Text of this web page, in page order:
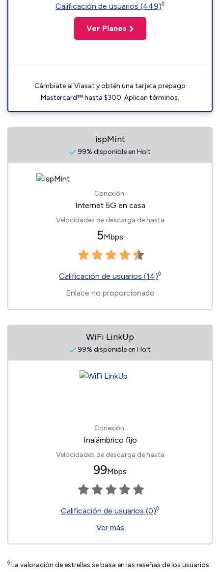
Calificación de usuarios (449)◊
Ver Planes
Cámbiate al Viasat y obtén una tarjeta prepago
Mastercard™ hasta $300. Aplican términos.
ispMint
99% disponible en Holt
Conexión:
Internet 5G en casa
Velocidades de descarga de hasta
5Mbps
Calificación de usuarios (14)◊
Enlace no proporcionado
WiFi LinkUp
99% disponible en Holt
Conexión:
Inalámbrico fijo
Velocidades de descarga de hasta
99Mbps
Calificación de usuarios (0)◊
Ver más
◊ La valoración de estrellas se basa en las reseñas de los usuarios